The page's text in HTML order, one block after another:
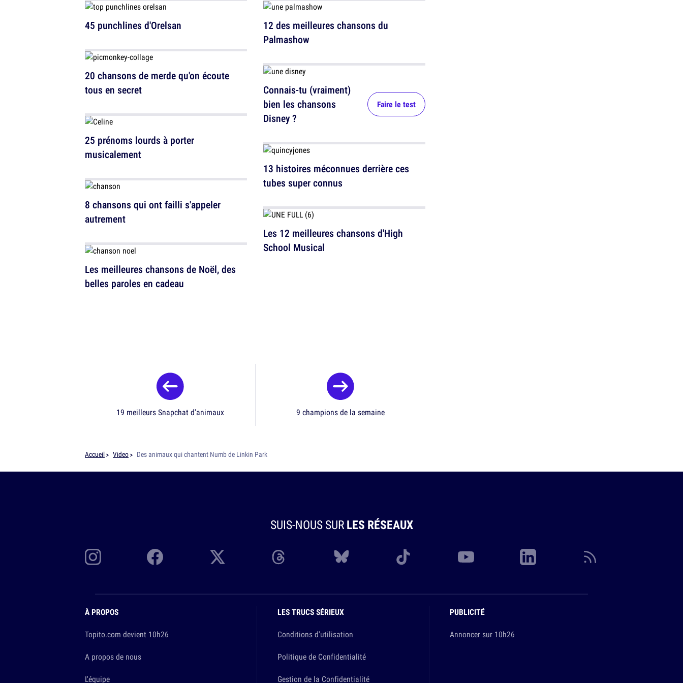
45 punchlines d'Orelsan
20 chansons de merde qu'on écoute
tous en secret
25 prénoms lourds à porter
musicalement
8 chansons qui ont failli s'appeler
autrement
Les meilleures chansons de Noël, des
belles paroles en cadeau
12 des meilleures chansons du
Palmashow
Connais-tu (vraiment)
bien les chansons
Disney ?
Faire le test
13 histoires méconnues derrière ces
tubes super connus
Les 12 meilleures chansons d'High
School Musical
19 meilleurs Snapchat d'animaux 9 champions de la semaine
Accueil Video Des animaux qui chantent Numb de Linkin Park
SUIS-NOUS SURLES RÉSEAUX
À PROPOS
Topito.com devient 10h26
A propos de nous
L'équipe
LES TRUCS SÉRIEUX
Conditions d'utilisation
Politique de Confidentialité
Gestion de la Confidentialité
PUBLICITÉ
Annoncer sur 10h26